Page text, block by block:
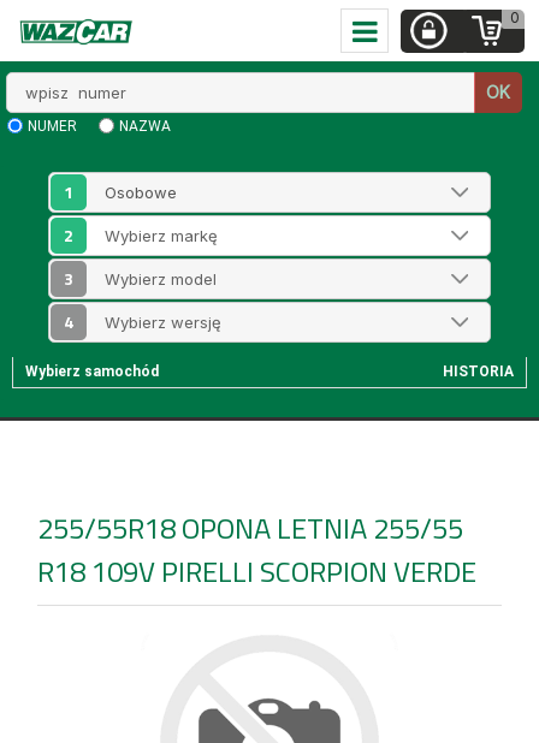
0
numer
OK
NUMER NAZWA
1
2
3
4
Wybierz samochód HISTORIA
255/55R18OPONA LETNIA 255/55
R18 109V PIRELLI SCORPION VERDE